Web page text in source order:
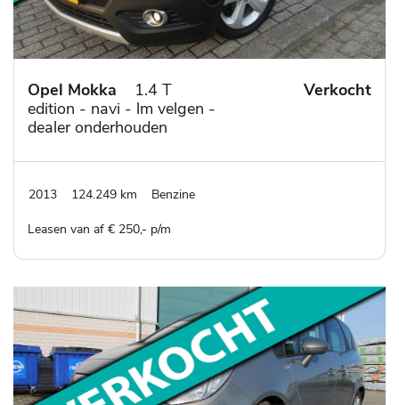
Opel Mokka
1.4 T
edition - navi - lm velgen -
dealer onderhouden
Verkocht
2013 124.249 km Benzine
Leasen van af € 250,- p/m